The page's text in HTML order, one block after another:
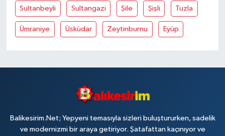
Sultanbeyli Sultangazi Şile Şişli Tuzla
Ümraniye Üsküdar Zeytinburnu Eyüp
Balikesirim.Net; Yepyeni temasıyla sizleri buluştururken, sadelik
ve modernizmi bir araya getiriyor. Şatafattan kaçınıyor ve